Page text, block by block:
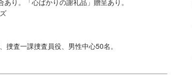
り。「心ばかりの謝礼品」贈呈あり。
査一課捜査員役、男性中心50名。